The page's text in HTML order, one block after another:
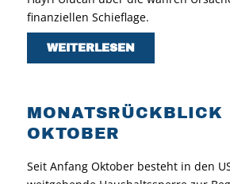
finanziellen Schieflage.
WEITERLESEN
MONATSRÜCKBLICK
OKTOBER
Seit Anfang Oktober besteht in den